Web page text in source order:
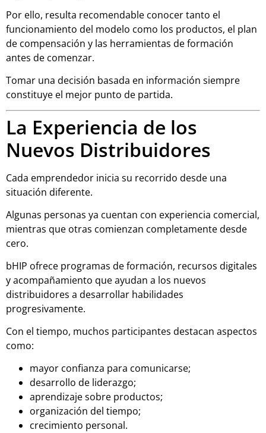
Por ello, resulta recomendable conocer tanto el
funcionamiento del modelo como los productos, el plan
de compensación y las herramientas de formación
antes de comenzar.
Tomar una decisión basada en información siempre
constituye el mejor punto de partida.
La Experiencia de los
Nuevos Distribuidores
Cada emprendedor inicia su recorrido desde una
situación diferente.
Algunas personas ya cuentan con experiencia comercial,
mientras que otras comienzan completamente desde
cero.
bHIP ofrece programas de formación, recursos digitales
y acompañamiento que ayudan a los nuevos
distribuidores a desarrollar habilidades
progresivamente.
Con el tiempo, muchos participantes destacan aspectos
como:
mayor confianza para comunicarse;
desarrollo de liderazgo;
aprendizaje sobre productos;
organización del tiempo;
crecimiento personal.